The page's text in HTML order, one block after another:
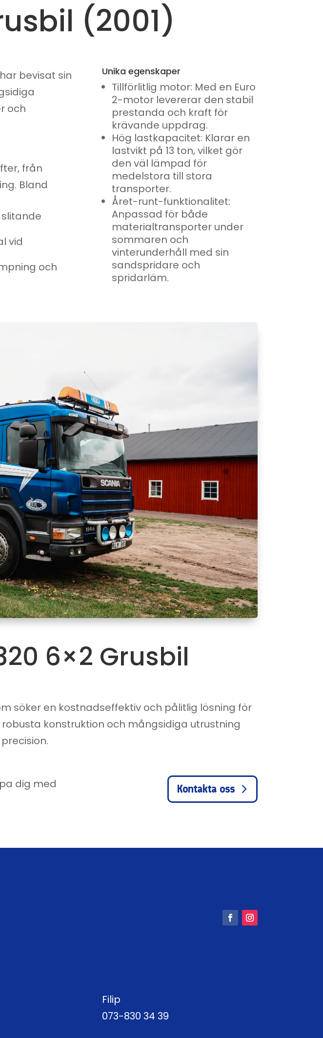
(2001)
bevisat sin
och
från
Bland
vid
och
Unika egenskaper
Tillförlitlig motor: Med en Euro
2-motor levererar den stabil
prestanda och kraft för
krävande uppdrag.
Hög lastkapacitet: Klarar en
lastvikt på 13 ton, vilket gör
den väl lämpad för
medelstora till stora
transporter.
Året-runt-funktionalitet:
Anpassad för både
materialtransporter under
sommaren och
vinterunderhåll med sin
sandspridare och
spridarläm.
6×2 Grusbil
söker en kostnadseffektiv och pålitlig lösning för
konstruktion och mångsidiga utrustning
dig med
Kontakta oss
Filip
073-830 34 39